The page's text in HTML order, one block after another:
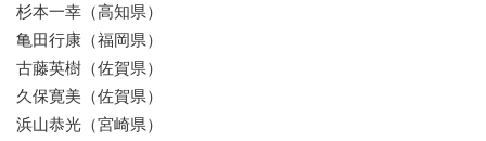
杉本一幸（高知県）
亀田行康（福岡県）
古藤英樹（佐賀県）
久保寛美（佐賀県）
浜山恭光（宮崎県）